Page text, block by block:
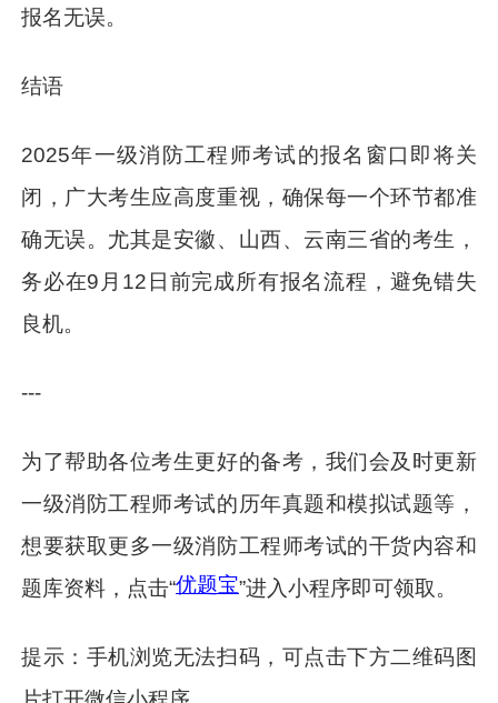
报名无误。
结语
2025年一级消防工程师考试的报名窗口即将关
闭，广大考生应高度重视，确保每一个环节都准
确无误。尤其是安徽、山西、云南三省的考生，
务必在9月12日前完成所有报名流程，避免错失
良机。
---
为了帮助各位考生更好的备考，我们会及时更新
一级消防工程师考试的历年真题和模拟试题等，
想要获取更多一级消防工程师考试的干货内容和
题库资料，点击“优题宝”进入小程序即可领取。
提示：手机浏览无法扫码，可点击下方二维码图